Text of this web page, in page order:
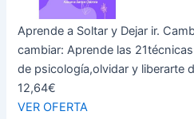
Aprende a Soltar y Dejar ir.
cambiar: Aprende las
de psicología,olvidar y liberarte
12,64€
VER OFERTA